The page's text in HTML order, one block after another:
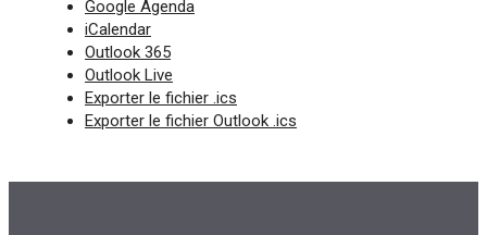
Google Agenda
iCalendar
Outlook 365
Outlook Live
Exporter le fichier .ics
Exporter le fichier Outlook .ics